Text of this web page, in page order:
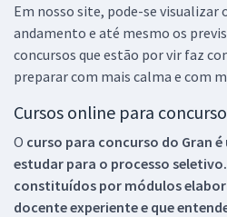
Em nosso site, pode-se visualizar
andamento e até mesmo os
concursos que estão por vir faz
preparar com mais calma e com
Cursos online para
O curso para concurso do Gran
estudar para o processo
constituídos por módulos
docente experiente e que